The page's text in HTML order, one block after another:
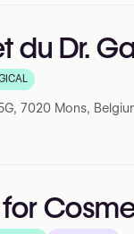
du Dr.
sur Google
7020 Mons,